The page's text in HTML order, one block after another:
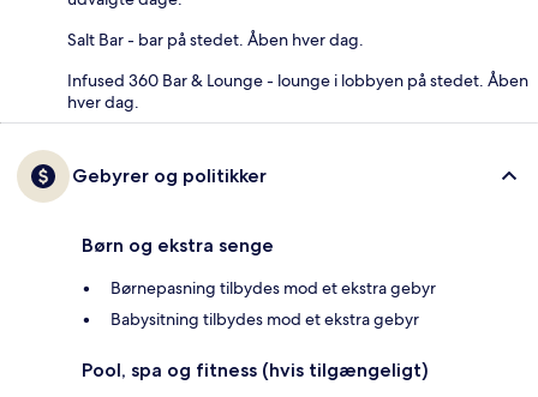
Salt Bar - bar på stedet. Åben hver dag.
Infused 360 Bar & Lounge - lounge i lobbyen på stedet. Åben
hver dag.
Gebyrer og politikker
Børn og ekstra senge
Børnepasning tilbydes mod et ekstra gebyr
Babysitning tilbydes mod et ekstra gebyr
Pool, spa og fitness (hvis tilgængeligt)